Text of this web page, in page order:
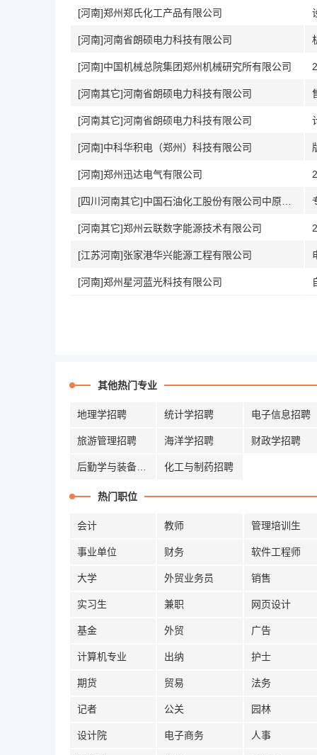
[河南]郑州郑氏化工产品有限公司
[河南]河南省朗硕电力科技有限公司
[河南]中国机械总院集团郑州机械研究所有限公司
[河南其它]河南省朗硕电力科技有限公司
[河南其它]河南省朗硕电力科技有限公司
[河南]中科华积电（郑州）科技有限公司
[河南]郑州迅达电气有限公司
[河南其它]郑州云联数字能源技术有限公司
[江苏河南]张家港华兴能源工程有限公司
[河南]郑州星河蓝光科技有限公司
其他热门专业
地理学招聘 统计学招聘 电子信息招聘
旅游管理招聘 海洋学招聘 财政学招聘
化工与制药招聘
热门职位
会计 教师 管理培训生
事业单位 财务 软件工程师
大学 外贸业务员 销售
实习生 兼职 网页设计
基金 外贸 广告
计算机专业 出纳 护士
期货 贸易 法务
记者 公关 园林
设计院 电子商务 人事